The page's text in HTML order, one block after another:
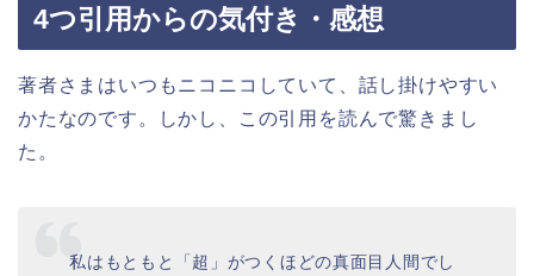
4つ引用からの気付き・感想
著者さまはいつもニコニコしていて、話し掛けやすい
かたなのです。しかし、この引用を読んで驚きまし
た。
私はもともと「超」がつくほどの真面目人間でし